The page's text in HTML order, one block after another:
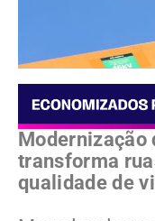
transforma
qualidade de